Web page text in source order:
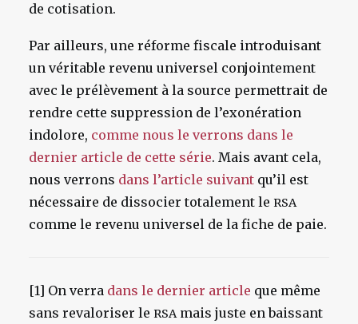
de cotisation.
Par ailleurs, une réforme fiscale introduisant
un véritable revenu universel conjointement
avec le prélèvement à la source permettrait de
rendre cette suppression de l’exonération
indolore, comme nous le verrons dans le
dernier article de cette série. Mais avant cela,
nous verrons dans l’article suivant qu’il est
nécessaire de dissocier totalement le RSA
comme le revenu universel de la fiche de paie.
[1] On verra dans le dernier article que même
sans revaloriser le RSAmais juste en baissant